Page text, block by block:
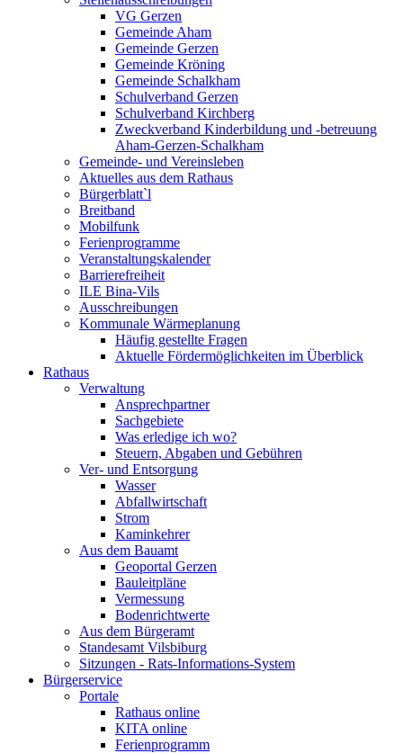
VG Gerzen
Gemeinde Aham
Gemeinde Gerzen
Gemeinde Kröning
Gemeinde Schalkham
Schulverband Gerzen
Schulverband Kirchberg
Zweckverband Kinderbildung und -betreuung
Aham-Gerzen-Schalkham
Gemeinde- und Vereinsleben
Aktuelles aus dem Rathaus
Bürgerblatt`l
Breitband
Mobilfunk
Ferienprogramme
Veranstaltungskalender
Barrierefreiheit
ILE Bina-Vils
Ausschreibungen
Kommunale Wärmeplanung
Häufig gestellte Fragen
Aktuelle Fördermöglichkeiten im Überblick
Rathaus
Verwaltung
Ansprechpartner
Sachgebiete
Was erledige ich wo?
Steuern, Abgaben und Gebühren
Ver- und Entsorgung
Wasser
Abfallwirtschaft
Strom
Kaminkehrer
Aus dem Bauamt
Geoportal Gerzen
Bauleitpläne
Vermessung
Bodenrichtwerte
Aus dem Bürgeramt
Standesamt Vilsbiburg
Sitzungen - Rats-Informations-System
Bürgerservice
Portale
Rathaus online
KITA online
Ferienprogramm